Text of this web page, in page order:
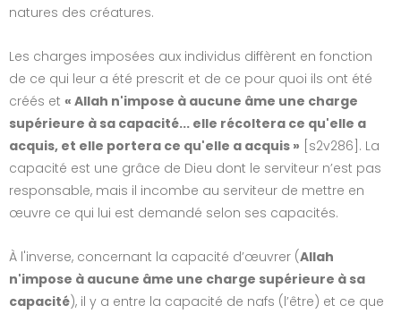
natures des créatures.
Les charges imposées aux individus diffèrent en fonction
de ce qui leur a été prescrit et de ce pour quoi ils ont été
créés et « Allah n'impose à aucune âme une charge
supérieure à sa capacité... elle récoltera ce qu'elle a
acquis, et elle portera ce qu'elle a acquis » [s2v286]. La
capacité est une grâce de Dieu dont le serviteur n’est pas
responsable, mais il incombe au serviteur de mettre en
œuvre ce qui lui est demandé selon ses capacités.
À l'inverse, concernant la capacité d’œuvrer (Allah
n'impose à aucune âme une charge supérieure à sa
capacité), il y a entre la capacité de nafs (l’être) et ce que